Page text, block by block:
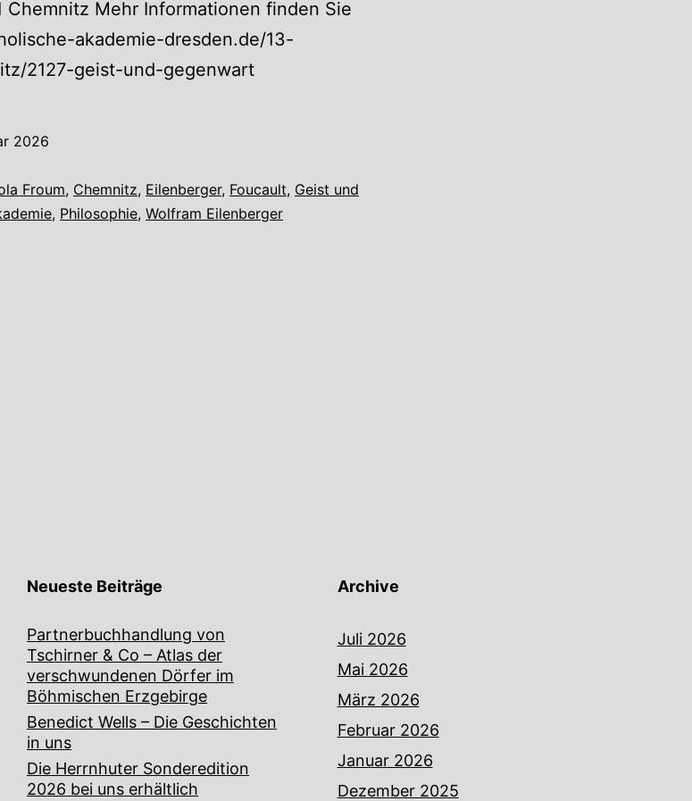
Chemnitz Mehr Informationen finden Sie
akademie-dresden.de/13-
2127-geist-und-gegenwart
2026
Froum, Chemnitz, Eilenberger, Foucault, Geist und
, Philosophie, Wolfram Eilenberger
Neueste Beiträge
Partnerbuchhandlung von
Tschirner & Co – Atlas der
verschwundenen Dörfer im
Böhmischen Erzgebirge
Benedict Wells – Die Geschichten
in uns
Die Herrnhuter Sonderedition
2026 bei uns erhältlich
Archive
Juli 2026
Mai 2026
März 2026
Februar 2026
Januar 2026
Dezember 2025